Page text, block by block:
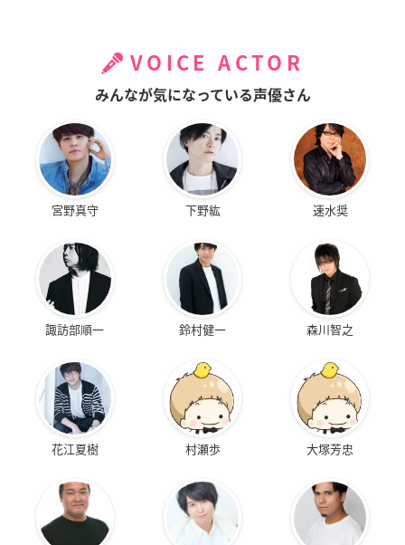
VOICE ACTOR
みんなが気になっている声優さん
宮野真守 下野紘 速水奨
諏訪部順一 鈴村健一 森川智之
花江夏樹 村瀬歩 大塚芳忠